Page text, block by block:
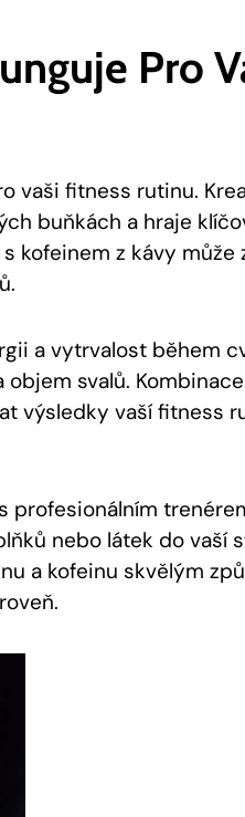
Pro
vaši fitness rutinu.
buňkách a hraje
kofeinem z kávy může
a vytrvalost během
svalů.
výsledky vaší fitness
profesionálním
nebo látek do vaší
a kofeinu skvělým